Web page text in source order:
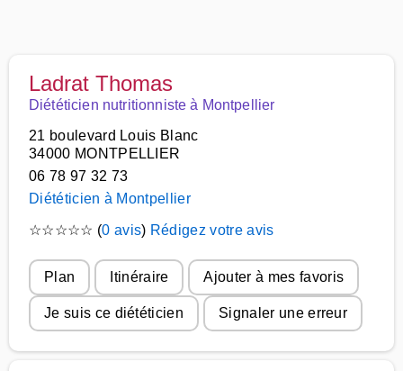
Ladrat Thomas
Diététicien nutritionniste à Montpellier
21 boulevard Louis Blanc
34000 MONTPELLIER
06 78 97 32 73
Diététicien à Montpellier
☆☆☆☆☆ (0 avis) Rédigez votre avis
Plan Itinéraire Ajouter à mes favoris
Je suis ce diététicien Signaler une erreur